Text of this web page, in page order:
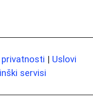
| Uslovi
servisi